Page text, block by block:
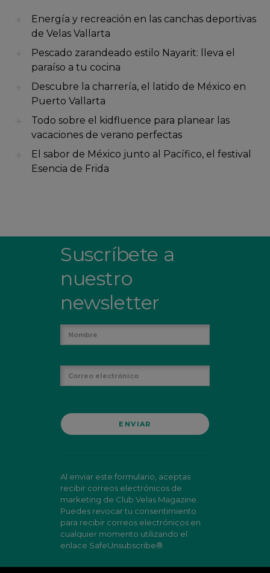
Energía y recreación en las canchas deportivas
de Velas Vallarta
Pescado zarandeado estilo Nayarit: lleva el
paraíso a tu cocina
Descubre la charrería, el latido de México en
Puerto Vallarta
Todo sobre el kidfluence para planear las
vacaciones de verano perfectas
El sabor de México junto al Pacífico, el festival
Esencia de Frida
Suscríbete a
nuestro
newsletter
Al enviar este formulario, aceptas
recibir correos electrónicos de
marketing de Club Velas Magazine.
Puedes revocar tu consentimiento
para recibir correos electrónicos en
cualquier momento utilizando el
enlace SafeUnsubscribe®.